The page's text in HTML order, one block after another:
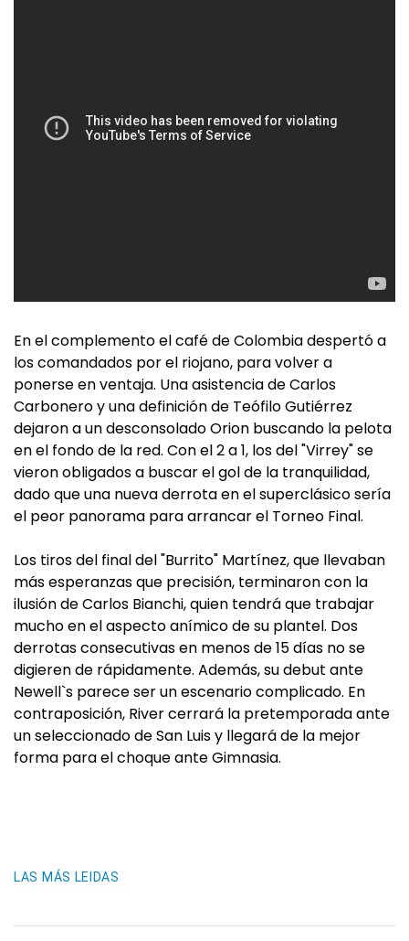
En el complemento el café de Colombia despertó a
los comandados por el riojano, para volver a
ponerse en ventaja. Una asistencia de Carlos
Carbonero y una definición de Teófilo Gutiérrez
dejaron a un desconsolado Orion buscando la pelota
en el fondo de la red. Con el 2 a 1, los del "Virrey" se
vieron obligados a buscar el gol de la tranquilidad,
dado que una nueva derrota en el superclásico sería
el peor panorama para arrancar el Torneo Final.
Los tiros del final del "Burrito" Martínez, que llevaban
más esperanzas que precisión, terminaron con la
ilusión de Carlos Bianchi, quien tendrá que trabajar
mucho en el aspecto anímico de su plantel. Dos
derrotas consecutivas en menos de 15 días no se
digieren de rápidamente. Además, su debut ante
Newell`s parece ser un escenario complicado. En
contraposición, River cerrará la pretemporada ante
un seleccionado de San Luis y llegará de la mejor
forma para el choque ante Gimnasia.
LAS MÁS LEIDAS